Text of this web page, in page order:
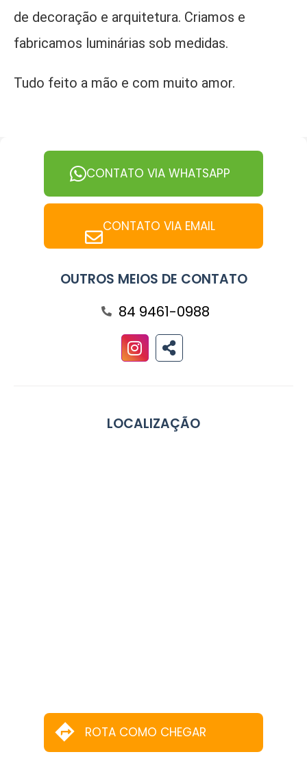
de decoração e arquitetura. Criamos e
fabricamos luminárias sob medidas.
Tudo feito a mão e com muito amor.
CONTATO VIA WHATSAPP
CONTATO VIA EMAIL
OUTROS MEIOS DE CONTATO
84 9461-0988
LOCALIZAÇÃO
ROTA COMO CHEGAR